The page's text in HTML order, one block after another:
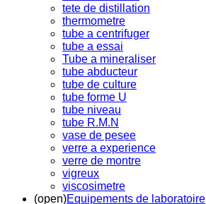
tete de distillation
thermometre
tube a centrifuger
tube a essai
Tube a mineraliser
tube abducteur
tube de culture
tube forme U
tube niveau
tube R.M.N
vase de pesee
verre a experience
verre de montre
vigreux
viscosimetre
(open)Equipements de laboratoire